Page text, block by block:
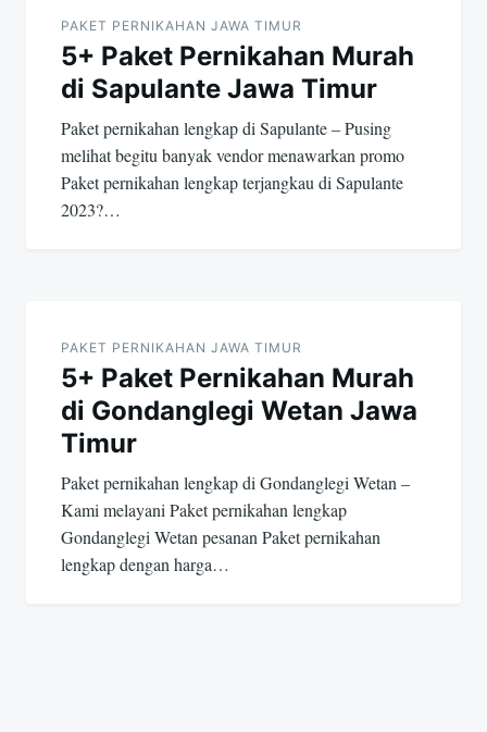
navigation
PAKET PERNIKAHAN JAWA TIMUR
5+ Paket Pernikahan Murah
di Sapulante Jawa Timur
Paket pernikahan lengkap di Sapulante – Pusing
melihat begitu banyak vendor menawarkan promo
Paket pernikahan lengkap terjangkau di Sapulante
2023?…
PAKET PERNIKAHAN JAWA TIMUR
5+ Paket Pernikahan Murah
di Gondanglegi Wetan Jawa
Timur
Paket pernikahan lengkap di Gondanglegi Wetan –
Kami melayani Paket pernikahan lengkap
Gondanglegi Wetan pesanan Paket pernikahan
lengkap dengan harga…